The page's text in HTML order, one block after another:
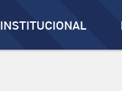
INSTITUCIONAL